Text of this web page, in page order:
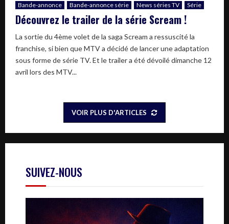
Bande-annonce Bande-annonce série News séries TV Série
Découvrez le trailer de la série Scream !
La sortie du 4ème volet de la saga Scream a ressuscité la
franchise, si bien que MTV a décidé de lancer une adaptation
sous forme de série TV. Et le trailer a été dévoilé dimanche 12
avril lors des MTV...
VOIR PLUS D'ARTICLES
SUIVEZ-NOUS